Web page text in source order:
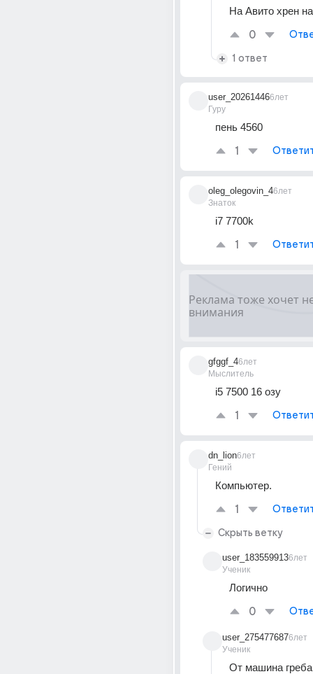
На Авито хрен
0
1 ответ
user_20261446
Гуру
6лет
пень 4560
1
oleg_olegovin_4
Знаток
6лет
i7 7700k
1
gfggf_4
Мыслитель
6лет
i5 7500 16 озу
1
dn_lion
Гений
6лет
Компьютер.
1
Скрыть ветку
user_183559913
Ученик
6лет
Логично
0
user_275477687
Ученик
6лет
От машина